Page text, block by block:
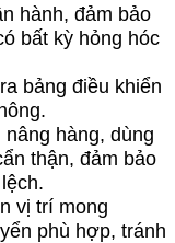
hành, đảm bảo
bất kỳ hỏng hóc
bảng điều khiển
hàng, dùng
thận, đảm bảo
vị trí mong
phù hợp, tránh